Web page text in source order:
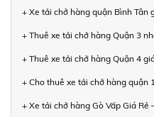
+ Xe tải chở hàng quận Bình Tân
+ Thuê xe tải chở hàng Quận 3
+ Thuê xe tải chở hàng Quận 4
+ Cho thuê xe tải chở hàng quận
+ Xe tải chở hàng Gò Vấp Giá Rẻ